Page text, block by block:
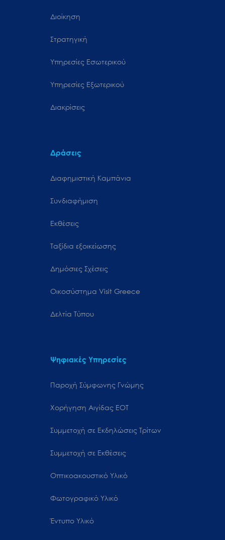
Διοίκηση
Στρατηγική
Υπηρεσίες Εσωτερικού
Υπηρεσίες Εξωτερικού
Διακρίσεις
Δράσεις
Διαφημιστική Καμπάνια
Συνδιαφήμιση
Εκθέσεις
Ταξίδια εξοικείωσης
Δημόσιες Σχέσεις
Oικοσύστημα Visit Greece
Δελτία Τύπου
Ψηφιακές Υπηρεσίες
Παροχή Σύμφωνης Γνώμης
Χορήγηση Αιγίδας ΕΟΤ
Συμμετοχή σε Εκδηλώσεις Τρίτων
Συμμετοχή σε Εκθέσεις
Οπτικοακουστικό Υλικό
Φωτογραφικό Υλικό
Έντυπο Υλικό